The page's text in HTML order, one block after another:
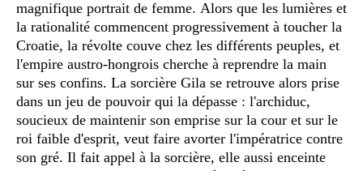
magnifique portrait de femme. Alors que les lumières et
la rationalité commencent progressivement à toucher la
Croatie, la révolte couve chez les différents peuples, et
l'empire austro-hongrois cherche à reprendre la main
sur ses confins. La sorcière Gila se retrouve alors prise
dans un jeu de pouvoir qui la dépasse : l'archiduc,
soucieux de maintenir son emprise sur la cour et sur le
roi faible d'esprit, veut faire avorter l'impératrice contre
son gré. Il fait appel à la sorcière, elle aussi enceinte